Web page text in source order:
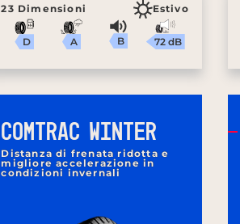
23 Dimensioni Estivo
D A B 72 dB
COMTRAC WINTER
Distanza di frenata ridotta e
migliore accelerazione in
condizioni invernali